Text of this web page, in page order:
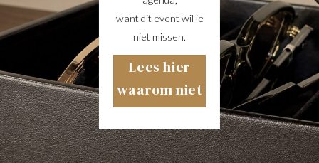
want dit event wil je
niet missen.
Lees hier
waarom niet